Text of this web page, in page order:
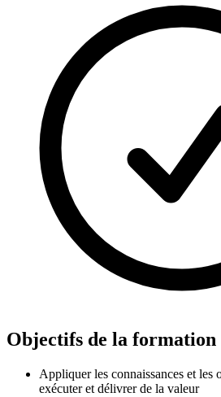
Objectifs de la formation
Appliquer les connaissances et
exécuter et délivrer de la valeur